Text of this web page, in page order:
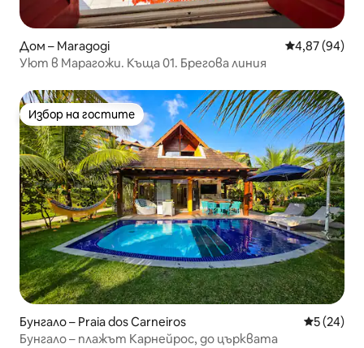
Дом – Maragogi Средна
4,87 (94)
Уют в Марагожи. Къща 01. Брегова линия
Избор на гостите
Избор на гостите
Бунгало – Praia dos Carneiros Средна
5 (24)
Бунгало – плажът Карнейрос, до църквата